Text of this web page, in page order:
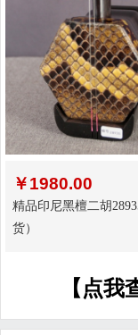
￥1980.00
精品印尼黑檀二胡
货）
【点我